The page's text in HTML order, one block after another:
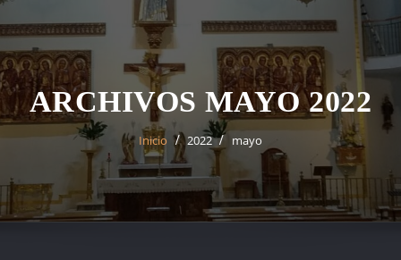
ARCHIVOS MAYO 2022
Inicio 2022 mayo